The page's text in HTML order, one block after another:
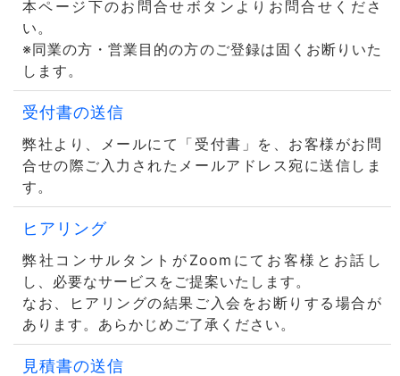
本ページ下のお問合せボタンよりお問合せくださ
い。
※同業の方・営業目的の方のご登録は固くお断りいた
します。
受付書の送信
弊社より、メールにて「受付書」を、お客様がお問
合せの際ご入力されたメールアドレス宛に送信しま
す。
ヒアリング
弊社コンサルタントがZoomにてお客様とお話し
し、必要なサービスをご提案いたします。
なお、ヒアリングの結果ご入会をお断りする場合が
あります。あらかじめご了承ください。
見積書の送信